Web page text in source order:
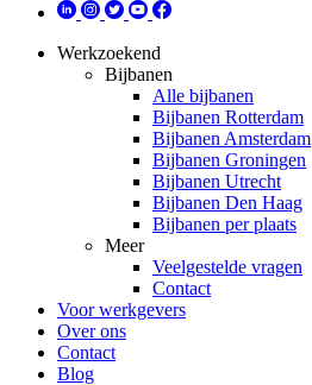
Werkzoekend
Bijbanen
Alle bijbanen
Bijbanen Rotterdam
Bijbanen Amsterdam
Bijbanen Groningen
Bijbanen Utrecht
Bijbanen Den Haag
Bijbanen per plaats
Meer
Veelgestelde vragen
Contact
Voor werkgevers
Over ons
Contact
Blog